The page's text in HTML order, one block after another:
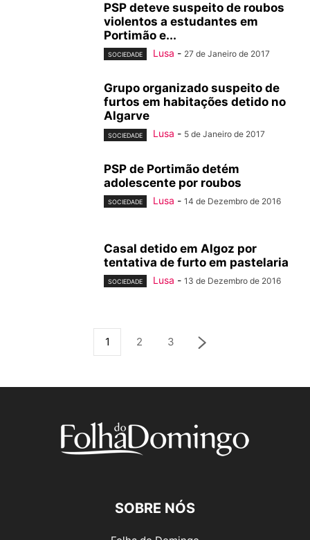
PSP deteve suspeito de roubos
violentos a estudantes em
Portimão e...
SOCIEDADE Lusa - 27 de Janeiro de 2017
Grupo organizado suspeito de
furtos em habitações detido no
Algarve
SOCIEDADE Lusa - 5 de Janeiro de 2017
PSP de Portimão detém
adolescente por roubos
SOCIEDADE Lusa - 14 de Dezembro de 2016
Casal detido em Algoz por
tentativa de furto em pastelaria
SOCIEDADE Lusa - 13 de Dezembro de 2016
1 2 3
SOBRE NÓS